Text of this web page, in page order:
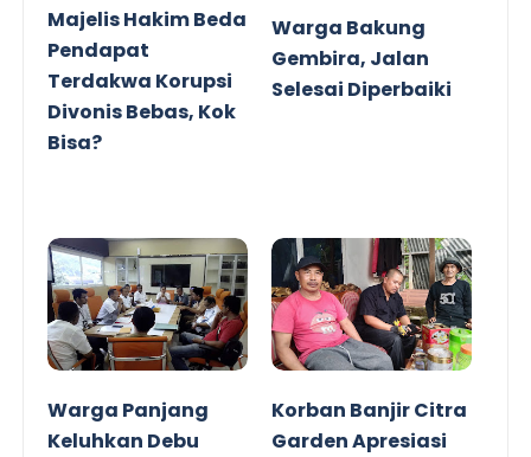
Majelis Hakim Beda
Pendapat
Terdakwa Korupsi
Divonis Bebas, Kok
Bisa?
Warga Bakung
Gembira, Jalan
Selesai Diperbaiki
Warga Panjang
Keluhkan Debu
Korban Banjir Citra
Garden Apresiasi